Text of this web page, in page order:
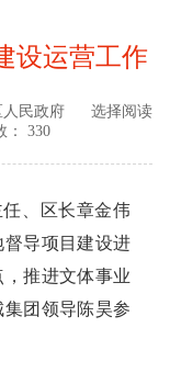
设运营工作
人民政府
选择阅读
： 330
、区长章金伟
导项目建设进
推进文体事业
团领导陈昊参